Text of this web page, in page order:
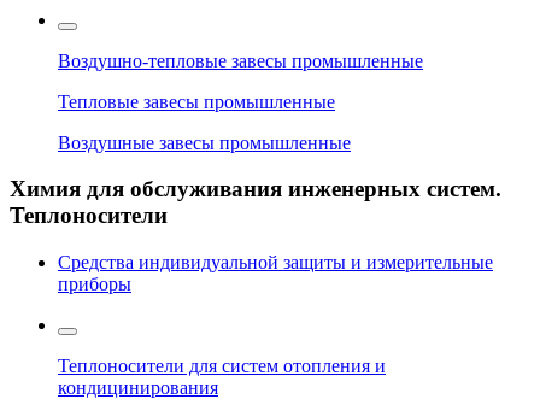
Воздушно-тепловые завесы промышленные
Тепловые завесы промышленные
Воздушные завесы промышленные
Химия для обслуживания инженерных систем.
Теплоносители
Средства индивидуальной защиты и измерительные
приборы
Теплоносители для систем отопления и
кондицинирования